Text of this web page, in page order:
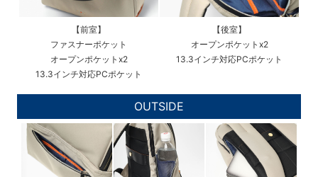
【前室】
ファスナーポケット
オープンポケットx2
13.3インチ対応PCポケット
【後室】
オープンポケットx2
13.3インチ対応PCポケット
OUTSIDE